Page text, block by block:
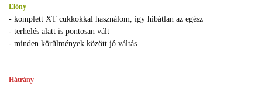
Előny
- komplett XT cukkokkal használom, így hibátlan az egész
- terhelés alatt is pontosan vált
- minden körülmények között jó váltás
Hátrány